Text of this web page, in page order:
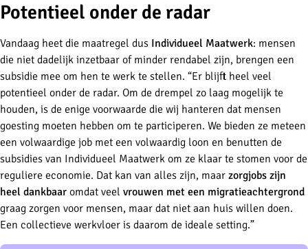
Potentieel onder de radar
Vandaag heet die maatregel dus Individueel Maatwerk: mensen
die niet dadelijk inzetbaar of minder rendabel zijn, brengen een
subsidie mee om hen te werk te stellen. “Er blijft heel veel
potentieel onder de radar. Om de drempel zo laag mogelijk te
houden, is de enige voorwaarde die wij hanteren dat mensen
goesting moeten hebben om te participeren. We bieden ze meteen
een volwaardige job met een volwaardig loon en benutten de
subsidies van Individueel Maatwerk om ze klaar te stomen voor de
reguliere economie. Dat kan van alles zijn, maar zorgjobs zijn
heel dankbaar omdat veel vrouwen met een migratieachtergrond
graag zorgen voor mensen, maar dat niet aan huis willen doen.
Een collectieve werkvloer is daarom de ideale setting.”